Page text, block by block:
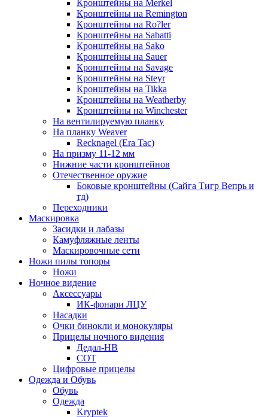
Кронштейны на Merkel
Кронштейны на Remington
Кронштейны на Ro?ler
Кронштейны на Sabatti
Кронштейны на Sako
Кронштейны на Sauer
Кронштейны на Savage
Кронштейны на Steyr
Кронштейны на Tikka
Кронштейны на Weatherby
Кронштейны на Winchester
На вентилируемую планку
На планку Weaver
Recknagel (Era Tac)
На призму 11-12 мм
Нижние части кронштейнов
Отечественное оружие
Боковые кронштейны (Сайга Тигр Вепрь и
тд)
Переходники
Маскировка
Засидки и лабазы
Камуфляжные ленты
Маскировочные сети
Ножи пилы топоры
Ножи
Ночное видение
Аксессуары
ИК-фонари ЛЦУ
Насадки
Очки бинокли и монокуляры
Прицелы ночного видения
Дедал-НВ
СОТ
Цифровые прицелы
Одежда и Обувь
Обувь
Одежда
Kryptek